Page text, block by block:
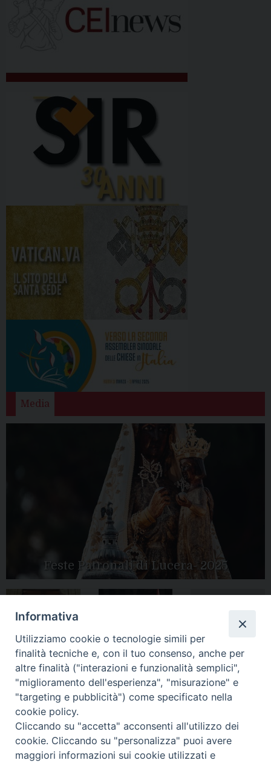
Media
Feste Patronali di Lucera- 2025
Apertura Anno
Giubilare 2025
Mariae in Diocesi
Tutte le gallery
CONTATTI:
LUCERA: Piazza Duomo, 13 - 71036 Lucera (FG) − tel.
Vescovo: tel/fax 0881/522244 - e-mail:
vescovo@diocesiluceratroia.it
Informativa
Utilizziamo cookie o tecnologie simili per
finalità tecniche e, con il tuo consenso, anche per
altre finalità ("interazioni e funzionalità semplici",
"miglioramento dell'esperienza", "misurazione" e
"targeting e pubblicità") come specificato nella
cookie policy.
Cliccando su "accetta" acconsenti all'utilizzo dei
cookie. Cliccando su "personalizza" puoi avere
maggiori informazioni sui cookie utilizzati e